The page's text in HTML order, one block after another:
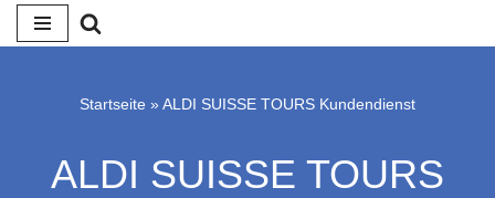
Startseite »ALDI SUISSE TOURS Kundendienst
ALDI SUISSE TOURS